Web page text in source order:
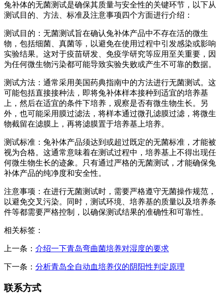
兔补体的无菌测试是确保其质量与安全性的关键环节，以下从
测试目的、方法、标准及注意事项四个方面进行介绍：
测试目的：无菌测试旨在确认兔补体产品中不存在活的微生
物，包括细菌、真菌等，以避免在使用过程中引发感染或影响
实验结果。这对于疫苗研发、免疫学研究等应用至关重要，因
为任何微生物污染都可能导致实验失败或产生不可靠的数据。
测试方法：通常采用美国药典指南中的方法进行无菌测试。这
可能包括直接接种法，即将兔补体样本接种到适宜的培养基
上，然后在适宜的条件下培养，观察是否有微生物生长。另
外，也可能采用膜过滤法，将样本通过微孔滤膜过滤，将微生
物截留在滤膜上，再将滤膜置于培养基上培养。
测试标准：兔补体产品须达到或超过既定的无菌标准，才能被
视为合格。这通常意味着在测试过程中，培养基上不得出现任
何微生物生长的迹象。只有通过严格的无菌测试，才能确保兔
补体产品的纯净度和安全性。
注意事项：在进行无菌测试时，需要严格遵守无菌操作规范，
以避免交叉污染。同时，测试环境、培养基的质量以及培养条
件等都需要严格控制，以确保测试结果的准确性和可靠性。
相关标签：
上一条： 介绍一下青岛弯曲菌培养对湿度的要求
下一条： 分析青岛全自动血培养仪的阴阳性判定原理
联系方式